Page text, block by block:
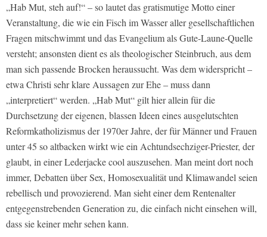
„Hab Mut, steh auf!“ – so lautet das gratismutige Motto einer
Veranstaltung, die wie ein Fisch im Wasser aller gesellschaftlichen
Fragen mitschwimmt und das Evangelium als Gute-Laune-Quelle
versteht; ansonsten dient es als theologischer Steinbruch, aus dem
man sich passende Brocken heraussucht. Was dem widerspricht –
etwa Christi sehr klare Aussagen zur Ehe – muss dann
„interpretiert“ werden. „Hab Mut“ gilt hier allein für die
Durchsetzung der eigenen, blassen Ideen eines ausgelutschten
Reformkatholizismus der 1970er Jahre, der für Männer und Frauen
unter 45 so altbacken wirkt wie ein Achtundsechziger-Priester, der
glaubt, in einer Lederjacke cool auszusehen. Man meint dort noch
immer, Debatten über Sex, Homosexualität und Klimawandel seien
rebellisch und provozierend. Man sieht einer dem Rentenalter
entgegenstrebenden Generation zu, die einfach nicht einsehen will,
dass sie keiner mehr sehen kann.